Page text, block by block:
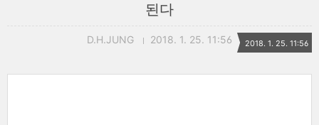
된다
D.H.JUNG 2018. 1. 25. 11:56 2018. 1. 25. 11:56